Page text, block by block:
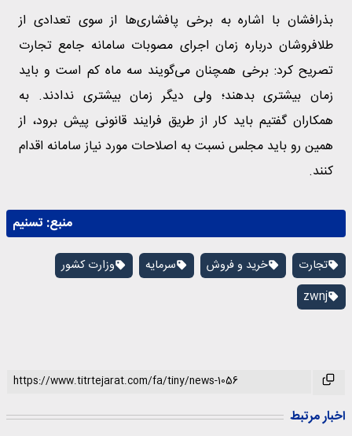
بذرافشان با اشاره به برخی پافشاری‌ها از سوی تعدادی از
طلافروشان درباره زمان اجرای مصوبات سامانه جامع تجارت
تصریح کرد: برخی همچنان می‌گویند سه ماه کم است و باید
زمان بیشتری بدهند؛ ولی دیگر زمان بیشتری ندادند. به
همکاران گفتیم باید کار از طریق فرایند قانونی پیش برود، از
همین رو باید مجلس نسبت به اصلاحات مورد نیاز سامانه اقدام
کنند.
منبع: تسنیم
تجارت خرید و فروش سرمایه
وزارت کشور
zwnj
اخبار مرتبط